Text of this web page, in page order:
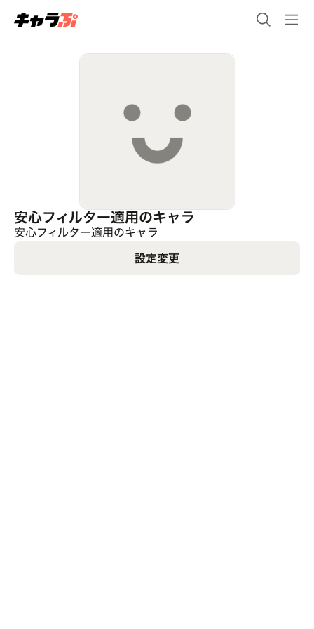
安心フィルター適用のキャラ
安心フィルター適用のキャラ
設定変更